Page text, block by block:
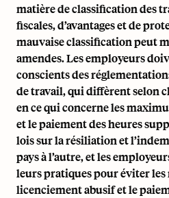
matière de classification des
fiscales, d’avantages et de
mauvaise classification peut
amendes. Les employeurs
conscients des
de travail, qui diffèrent selon
en ce qui concerne les
et le paiement des heures
lois sur la résiliation et
pays à l’autre, et les
leurs pratiques pour éviter
licenciement abusif et le